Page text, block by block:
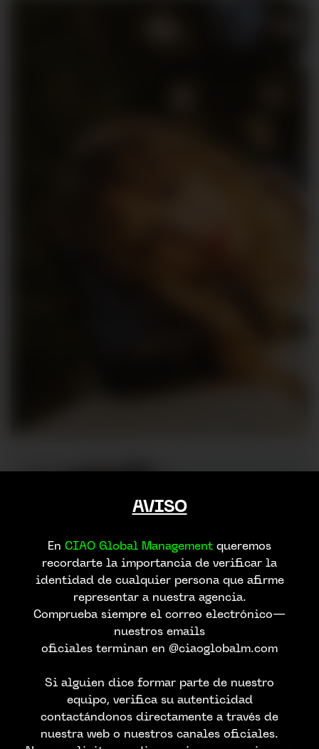
AVISO
En CIAO Global Management queremos
recordarte la importancia de verificar la
identidad de cualquier persona que afirme
representar a nuestra agencia.
Comprueba siempre el correo electrónico—
nuestros emails
oficiales terminan en @ciaoglobalm.com
Si alguien dice formar parte de nuestro
equipo, verifica su autenticidad
contactándonos directamente a través de
nuestra web o nuestros canales oficiales.